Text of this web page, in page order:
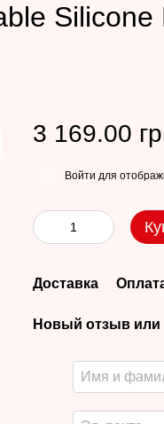
3 169.00
Войти для
Доставка
Новый отзыв или